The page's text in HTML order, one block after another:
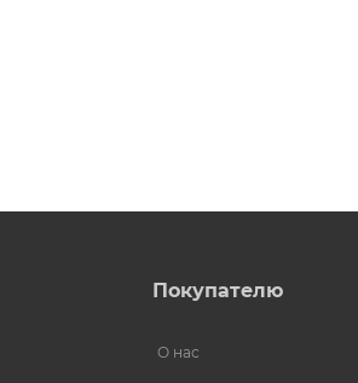
Покупателю
О нас